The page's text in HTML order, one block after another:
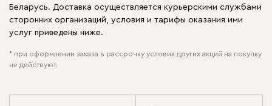
Беларусь. Доставка осуществляется курьерскими службами
сторонних организаций, условия и тарифы оказания ими
услуг приведены ниже.
* при оформлении заказа в рассрочку условия других акций на покупку
не действуют.